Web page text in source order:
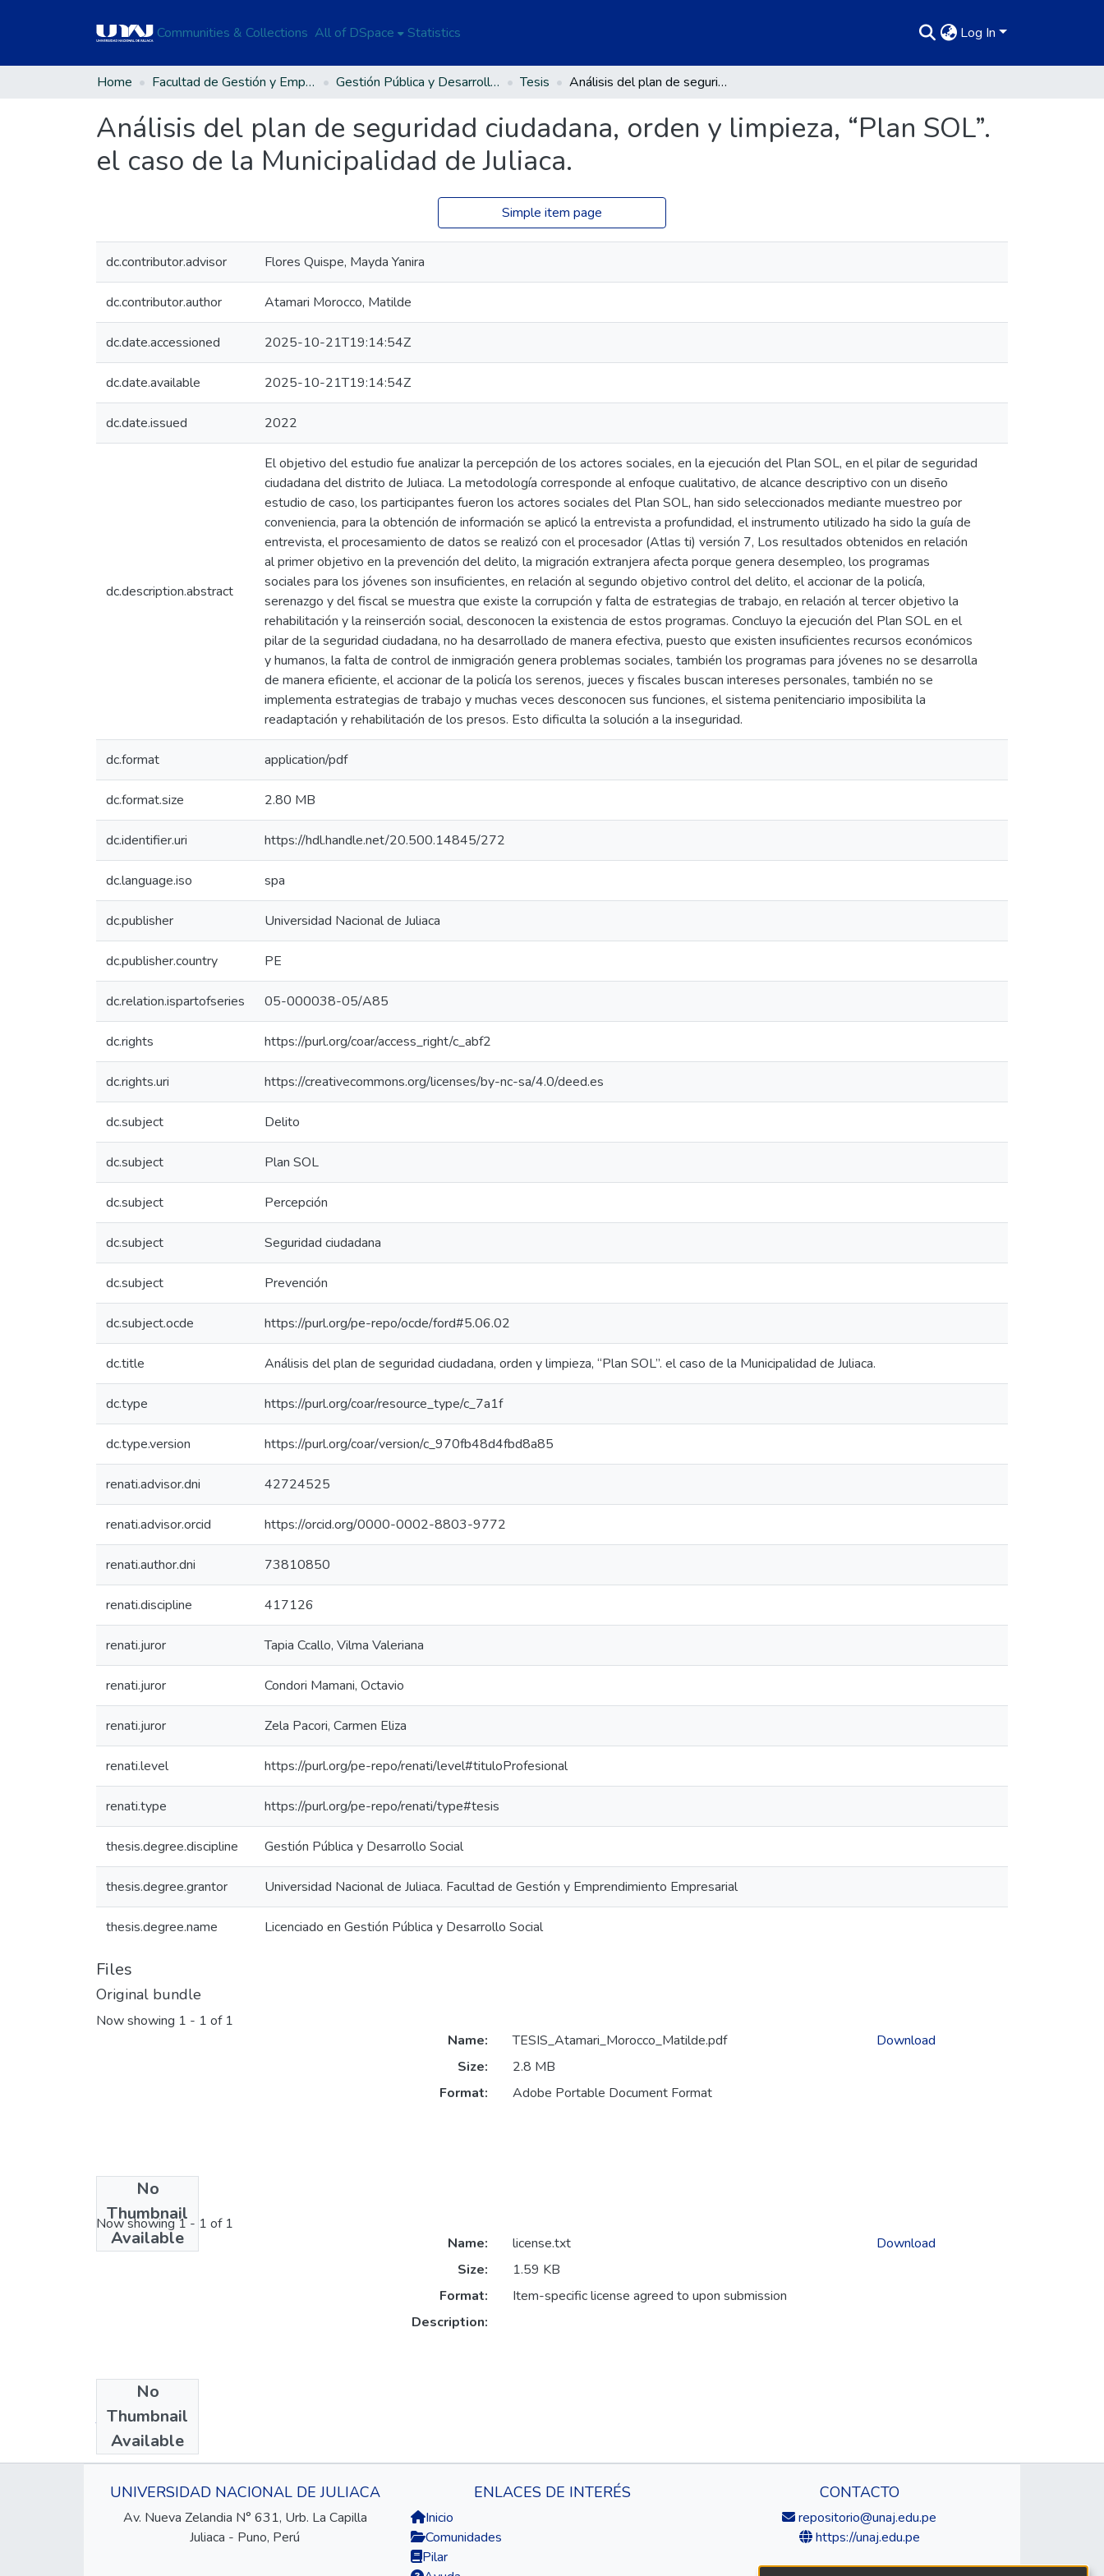
Communities & Collections All of DSpace Statistics Log In
Home Facultad de Gestión y Emprendimiento Empresarial Gestión Pública y Desarrollo Social Tesis Análisis del plan de seguridad ciudadana, orden y limpieza, “Plan SOL”. el caso de la Municipalidad de Juliaca.
Análisis del plan de seguridad ciudadana, orden y limpieza, “Plan SOL”.
el caso de la Municipalidad de Juliaca.
Simple item page
dc.contributor.advisor Flores Quispe, Mayda Yanira
dc.contributor.author Atamari Morocco, Matilde
dc.date.accessioned 2025-10-21T19:14:54Z
dc.date.available 2025-10-21T19:14:54Z
dc.date.issued 2022
dc.description.abstract
El objetivo del estudio fue analizar la percepción de los actores sociales, en la ejecución del Plan SOL, en el pilar de seguridad
ciudadana del distrito de Juliaca. La metodología corresponde al enfoque cualitativo, de alcance descriptivo con un diseño
estudio de caso, los participantes fueron los actores sociales del Plan SOL, han sido seleccionados mediante muestreo por
conveniencia, para la obtención de información se aplicó la entrevista a profundidad, el instrumento utilizado ha sido la guía de
entrevista, el procesamiento de datos se realizó con el procesador (Atlas ti) versión 7, Los resultados obtenidos en relación
al primer objetivo en la prevención del delito, la migración extranjera afecta porque genera desempleo, los programas
sociales para los jóvenes son insuficientes, en relación al segundo objetivo control del delito, el accionar de la policía,
serenazgo y del fiscal se muestra que existe la corrupción y falta de estrategias de trabajo, en relación al tercer objetivo la
rehabilitación y la reinserción social, desconocen la existencia de estos programas. Concluyo la ejecución del Plan SOL en el
pilar de la seguridad ciudadana, no ha desarrollado de manera efectiva, puesto que existen insuficientes recursos económicos
y humanos, la falta de control de inmigración genera problemas sociales, también los programas para jóvenes no se desarrolla
de manera eficiente, el accionar de la policía los serenos, jueces y fiscales buscan intereses personales, también no se
implementa estrategias de trabajo y muchas veces desconocen sus funciones, el sistema penitenciario imposibilita la
readaptación y rehabilitación de los presos. Esto dificulta la solución a la inseguridad.
dc.format application/pdf
dc.format.size 2.80 MB
dc.identifier.uri https://hdl.handle.net/20.500.14845/272
dc.language.iso spa
dc.publisher Universidad Nacional de Juliaca
dc.publisher.country PE
dc.relation.ispartofseries 05-000038-05/A85
dc.rights https://purl.org/coar/access_right/c_abf2
dc.rights.uri https://creativecommons.org/licenses/by-nc-sa/4.0/deed.es
dc.subject Delito
dc.subject Plan SOL
dc.subject Percepción
dc.subject Seguridad ciudadana
dc.subject Prevención
dc.subject.ocde https://purl.org/pe-repo/ocde/ford#5.06.02
dc.title Análisis del plan de seguridad ciudadana, orden y limpieza, “Plan SOL”. el caso de la Municipalidad de Juliaca.
dc.type https://purl.org/coar/resource_type/c_7a1f
dc.type.version https://purl.org/coar/version/c_970fb48d4fbd8a85
renati.advisor.dni 42724525
renati.advisor.orcid https://orcid.org/0000-0002-8803-9772
renati.author.dni 73810850
renati.discipline 417126
renati.juror Tapia Ccallo, Vilma Valeriana
renati.juror Condori Mamani, Octavio
renati.juror Zela Pacori, Carmen Eliza
renati.level https://purl.org/pe-repo/renati/level#tituloProfesional
renati.type https://purl.org/pe-repo/renati/type#tesis
thesis.degree.discipline Gestión Pública y Desarrollo Social
thesis.degree.grantor Universidad Nacional de Juliaca. Facultad de Gestión y Emprendimiento Empresarial
thesis.degree.name Licenciado en Gestión Pública y Desarrollo Social
Files
Original bundle
Now showing 1 - 1 of 1
No
Thumbnail
Available
Name:
TESIS_Atamari_Morocco_Matilde.pdf
Size:
2.8 MB
Format:
Adobe Portable Document Format
Download
License bundle
Now showing1 - 1 of 1
No
Thumbnail
Available
Name:
license.txt
Size:
1.59 KB
Format:
Item-specific license agreed to upon submission
Description:
Download
Collections
Tesis
UNIVERSIDAD NACIONAL DE JULIACA
Av. Nueva Zelandia N° 631, Urb. La Capilla
Juliaca - Puno, Perú
ENLACES DE INTERÉS
Inicio
Comunidades
Pilar
CONTACTO
repositorio@unaj.edu.pe
https://unaj.edu.pe